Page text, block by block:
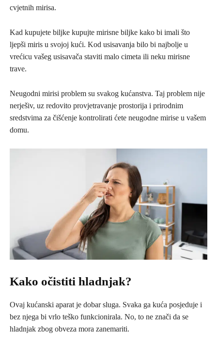
cvjetnih mirisa.
Kad kupujete biljke kupujte mirisne biljke kako bi imali što
ljepši miris u svojoj kući. Kod usisavanja bilo bi najbolje u
vrećicu vašeg usisavača staviti malo cimeta ili neku mirisne
trave.
Neugodni mirisi problem su svakog kućanstva. Taj problem nije
nerješiv, uz redovito provjetravanje prostorija i prirodnim
sredstvima za čišćenje kontrolirati ćete neugodne mirise u vašem
domu.
Kako očistiti hladnjak?
Ovaj kućanski aparat je dobar sluga. Svaka ga kuća posjeduje i
bez njega bi vrlo teško funkcionirala. No, to ne znači da se
hladnjak zbog obveza mora zanemariti.